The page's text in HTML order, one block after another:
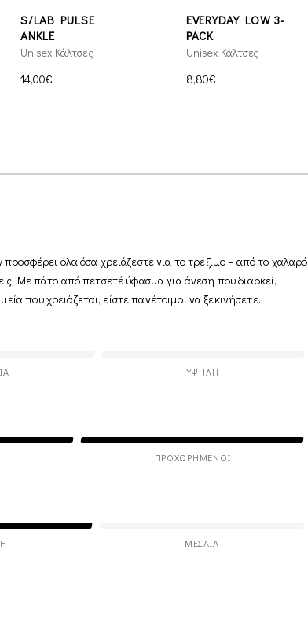
S/LAB PULSE
ANKLE
Unisex Κάλτσες
14,00€
EVERYDAY LOW 3-
PACK
Unisex Κάλτσες
8,80€
όλα όσα χρειάζεστε για το τρέξιμο – από το χαλαρό
Με πάτο από πετσετέ ύφασμα για άνεση που διαρκεί,
που χρειάζεται, είστε πανέτοιμοι να ξεκινήσετε.
ΥΨΗΛΉ
ΠΡΟΧΩΡΗΜΈΝΟΙ
ΜΕΣΑΊΑ